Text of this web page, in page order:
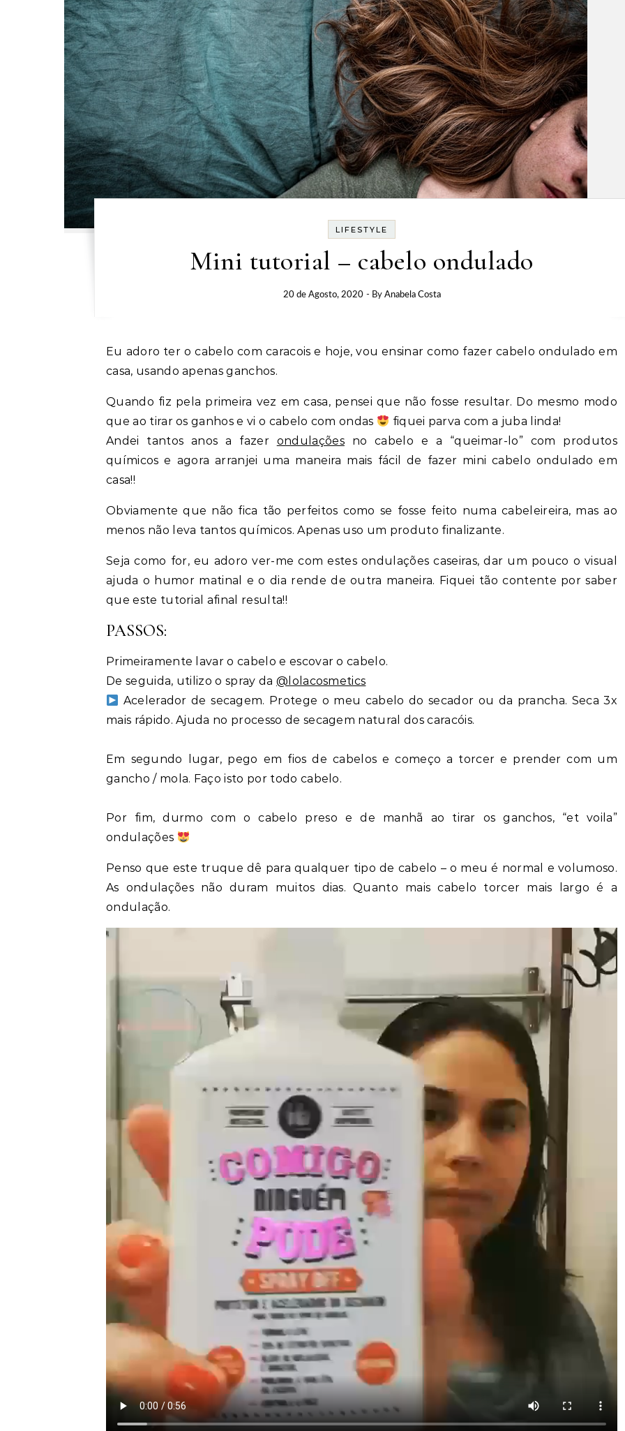
LIFESTYLE
Mini tutorial – cabelo ondulado
20 de Agosto, 2020 - By Anabela Costa
Eu adoro ter o cabelo com caracois e hoje, vou ensinar como fazer cabelo ondulado em
casa, usando apenas ganchos.
Quando fiz pela primeira vez em casa, pensei que não fosse resultar. Do mesmo modo
que ao tirar os ganhos e vi o cabelo com ondas
fiquei parva com a juba linda!
Andei tantos anos a fazer ondulaçõesno cabelo e a “queimar-lo” com produtos
químicos e agora arranjei uma maneira mais fácil de fazer mini cabelo ondulado em
casa!!
Obviamente que não fica tão perfeitos como se fosse feito numa cabeleireira, mas ao
menos não leva tantos químicos. Apenas uso um produto finalizante.
Seja como for, eu adoro ver-me com estes ondulações caseiras, dar um pouco o visual
ajuda o humor matinal e o dia rende de outra maneira. Fiquei tão contente por saber
que este tutorial afinal resulta!!
PASSOS:
Primeiramente lavar o cabelo e escovar o cabelo.
De seguida, utilizo o spray da @lolacosmetics
Acelerador de secagem. Protege o meu cabelo do secador ou da prancha. Seca 3x
mais rápido. Ajuda no processo de secagem natural dos caracóis.
Em segundo lugar, pego em fios de cabelos e começo a torcer e prender com um
gancho / mola. Faço isto por todo cabelo.
Por fim, durmo com o cabelo preso e de manhã ao tirar os ganchos, “et voila”
ondulações
Penso que este truque dê para qualquer tipo de cabelo – o meu é normal e volumoso.
As ondulações não duram muitos dias. Quanto mais cabelo torcer mais largo é a
ondulação.